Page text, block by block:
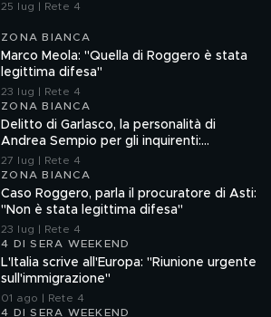
25 lug | Rete 4
ZONA BIANCA
Marco Meola: "Quella di Roggero è stata
legittima difesa"
23 lug | Rete 4
ZONA BIANCA
Delitto di Garlasco, la personalità di
Andrea Sempio per gli inquirenti:
"Ossessionato e bugiardo"
27 lug | Rete 4
ZONA BIANCA
Caso Roggero, parla il procuratore di Asti:
"Non è stata legittima difesa"
23 lug | Rete 4
4 DI SERA WEEKEND
L'Italia scrive all'Europa: "Riunione urgente
sull'immigrazione"
01 ago | Rete 4
4 DI SERA WEEKEND